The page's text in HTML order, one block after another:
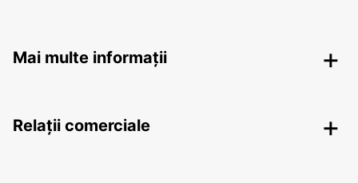
Mai multe informații
Relații comerciale